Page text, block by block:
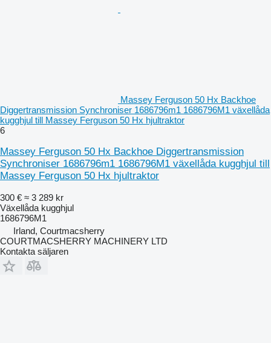
Massey Ferguson 50 Hx Backhoe
Diggertransmission Synchroniser 1686796m1 1686796M1 växellåda
kugghjul till Massey Ferguson 50 Hx hjultraktor
6
Massey Ferguson 50 Hx Backhoe Diggertransmission
Synchroniser 1686796m1 1686796M1 växellåda kugghjul till
Massey Ferguson 50 Hx hjultraktor
300 € ≈ 3 289 kr
Växellåda kugghjul
1686796M1
Irland, Courtmacsherry
COURTMACSHERRY MACHINERY LTD
Kontakta säljaren